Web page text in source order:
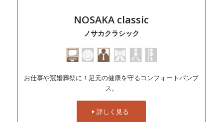
NOSAKA classic
ノサカクラシック
お仕事や冠婚葬祭に！足元の健康を守るコンフォートパンプ
ス。
詳しく見る